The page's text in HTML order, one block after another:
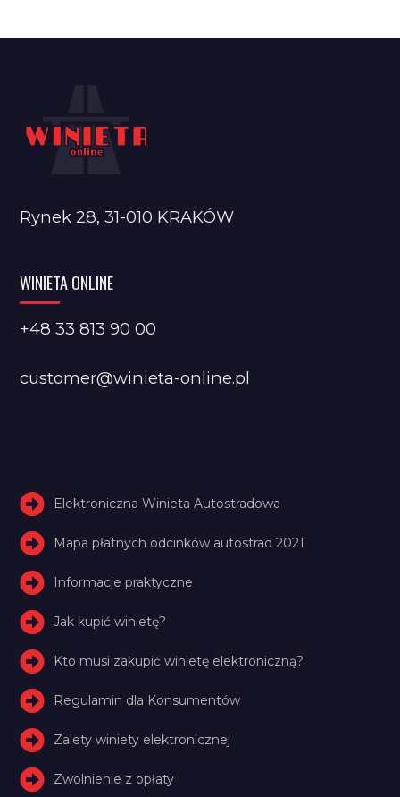
Rynek 28, 31-010 KRAKÓW
WINIETA ONLINE
+48 33 813 90 00
customer@winieta-online.pl
Elektroniczna Winieta Autostradowa
Mapa płatnych odcinków autostrad 2021
Informacje praktyczne
Jak kupić winietę?
Kto musi zakupić winietę elektroniczną?
Regulamin dla Konsumentów
Zalety winiety elektronicznej
Zwolnienie z opłaty